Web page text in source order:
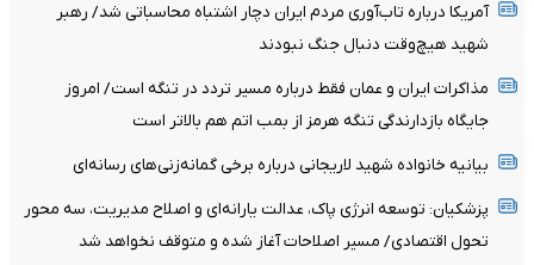
آمریکا درباره تاب‌آوری مردم ایران دچار اشتباه محاسباتی شد/ رهبر
شهید هیچ‌وقت دنبال جنگ نبودند
مذاکرات ایران و عمان فقط درباره مسیر تردد در تنگه است/ امروز
جایگاه بازدارندگی تنگه هرمز از بمب اتم هم بالاتر است
بیانیه خانواده شهید لاریجانی درباره برخی گمانه‌زنی‌های رسانه‌ای
پزشکیان: توسعه انرژی پاک، عدالت یارانه‌ای و اصلاح مدیریت، سه محور
تحول اقتصادی/ مسیر اصلاحات آغاز شده و متوقف نخواهد شد